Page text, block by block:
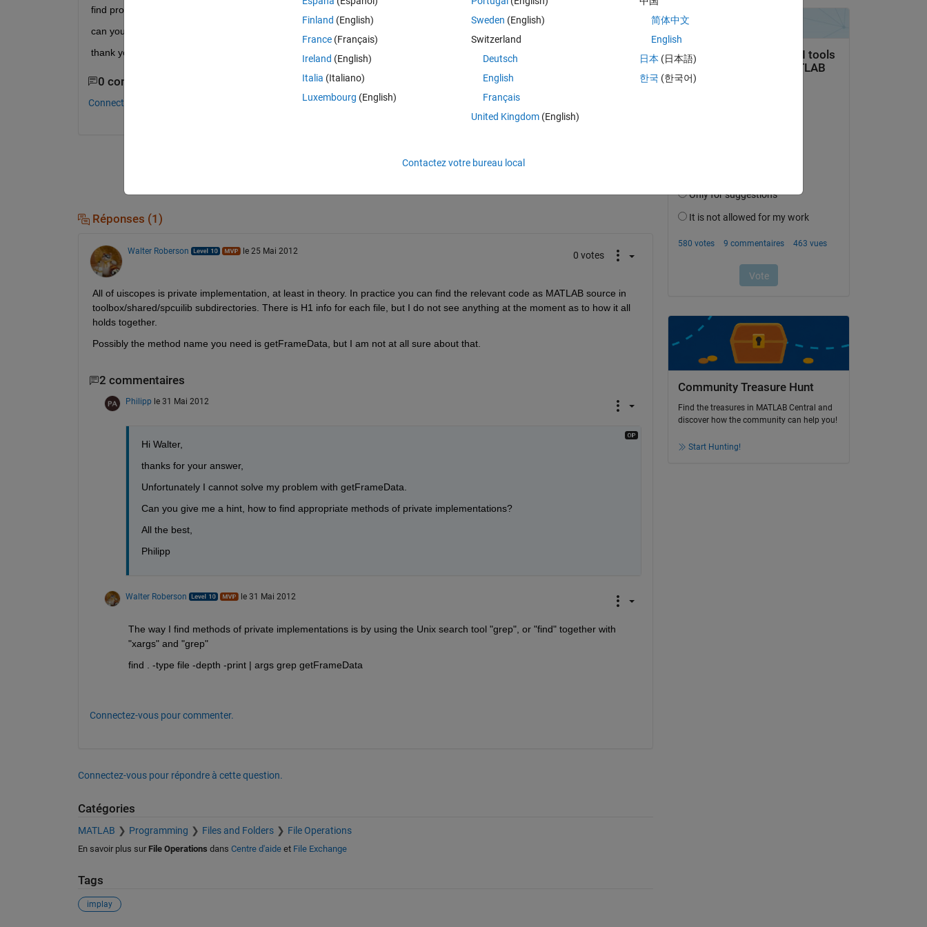
find proper documentation for the uiscope.framework.
can you give me a hint on that?
thank you very much, philipp
0 commentaires
Connectez-vous pour commenter.
Connectez-vous pour répondre à cette question.
Réponses (1)
Walter Roberson le 25 Mai 2012 0 votes
All of uiscopes is private implementation, at least in theory. In practice you can find the relevant code as MATLAB source in
toolbox/shared/spcuilib subdirectories. There is H1 info for each file, but I do not see anything at the moment as to how it all
holds together.
Possibly the method name you need is getFrameData, but I am not at all sure about that.
2 commentaires
Philipp le 31 Mai 2012
Hi Walter,
thanks for your answer,
Unfortunately I cannot solve my problem with getFrameData.
Can you give me a hint, how to find appropriate methods of private implementations?
All the best,
Philipp
Walter Roberson le 31 Mai 2012
The way I find methods of private implementations is by using the Unix search tool "grep", or "find" together with
"xargs" and "grep"
find . -type file -depth -print | args grep getFrameData
Connectez-vous pour commenter.
Connectez-vous pour répondre à cette question.
Catégories
MATLAB Programming Files and Folders File Operations
En savoir plus sur File Operations dans Centre d'aideet File Exchange
Tags
implay
Community Treasure Hunt
Find the treasures in MATLAB Central and
discover how the community can help you!
Start Hunting!
Finland (English)
France (Français)
Ireland (English)
Italia (Italiano)
Luxembourg (English)
Sweden (English)
Switzerland
Deutsch
English
Français
United Kingdom(English)
简体中文
English
日本 (日本語)
한국 (한국어)
Contactez votre bureau local